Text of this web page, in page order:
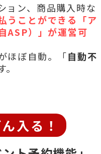
ョン、商品購入時な
うことができる「ア
ASP）」が運営可
ほぼ自動。「自動不
入る！